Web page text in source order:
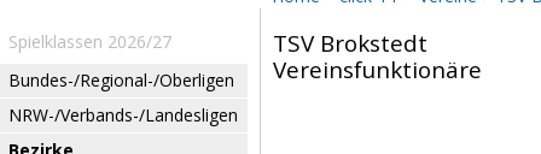
Spielklassen 2026/27
Bundes-/Regional-/Oberligen
NRW-/Verbands-/Landesligen
TSV Brokstedt
Vereinsfunktionäre